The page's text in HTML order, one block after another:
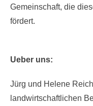
Gemeinschaft, die
fördert.
Ueber uns:
Jürg und Helene
landwirtschaftlichen